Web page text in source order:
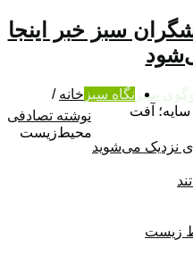
سبز خبر اینجا
سبز نگاه سبز
نوشته تصادفی
نزدیک می‌شوید
زیست
خانه /
سایه؛ آفت
محیط‌‌زیست